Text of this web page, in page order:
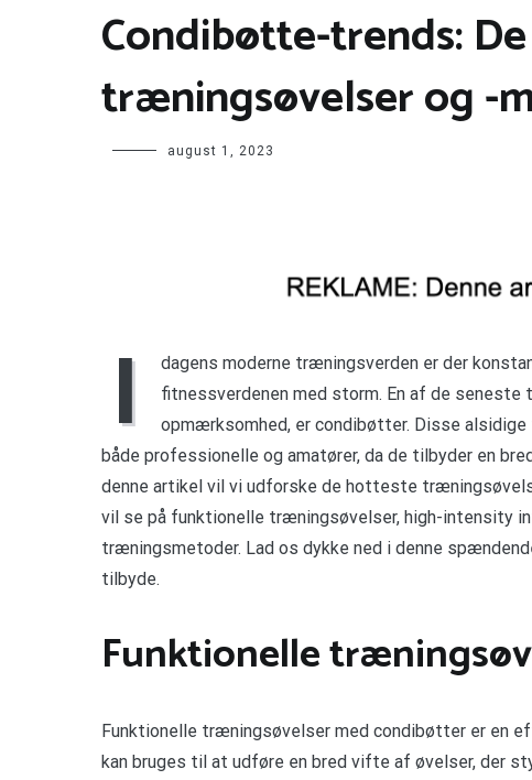
Condibøtte-trends:
træningsøvelser og -
august 1, 2023
I
dagens moderne træningsverden er der
fitnessverdenen med storm. En af de seneste
opmærksomhed, er condibøtter. Disse
både professionelle og amatører, da de tilbyder en
denne artikel vil vi udforske de hotteste
vil se på funktionelle træningsøvelser, high-intensity
træningsmetoder. Lad os dykke ned i denne
tilbyde.
Funktionelle
Funktionelle træningsøvelser med condibøtter er en
kan bruges til at udføre en bred vifte af øvelser, der